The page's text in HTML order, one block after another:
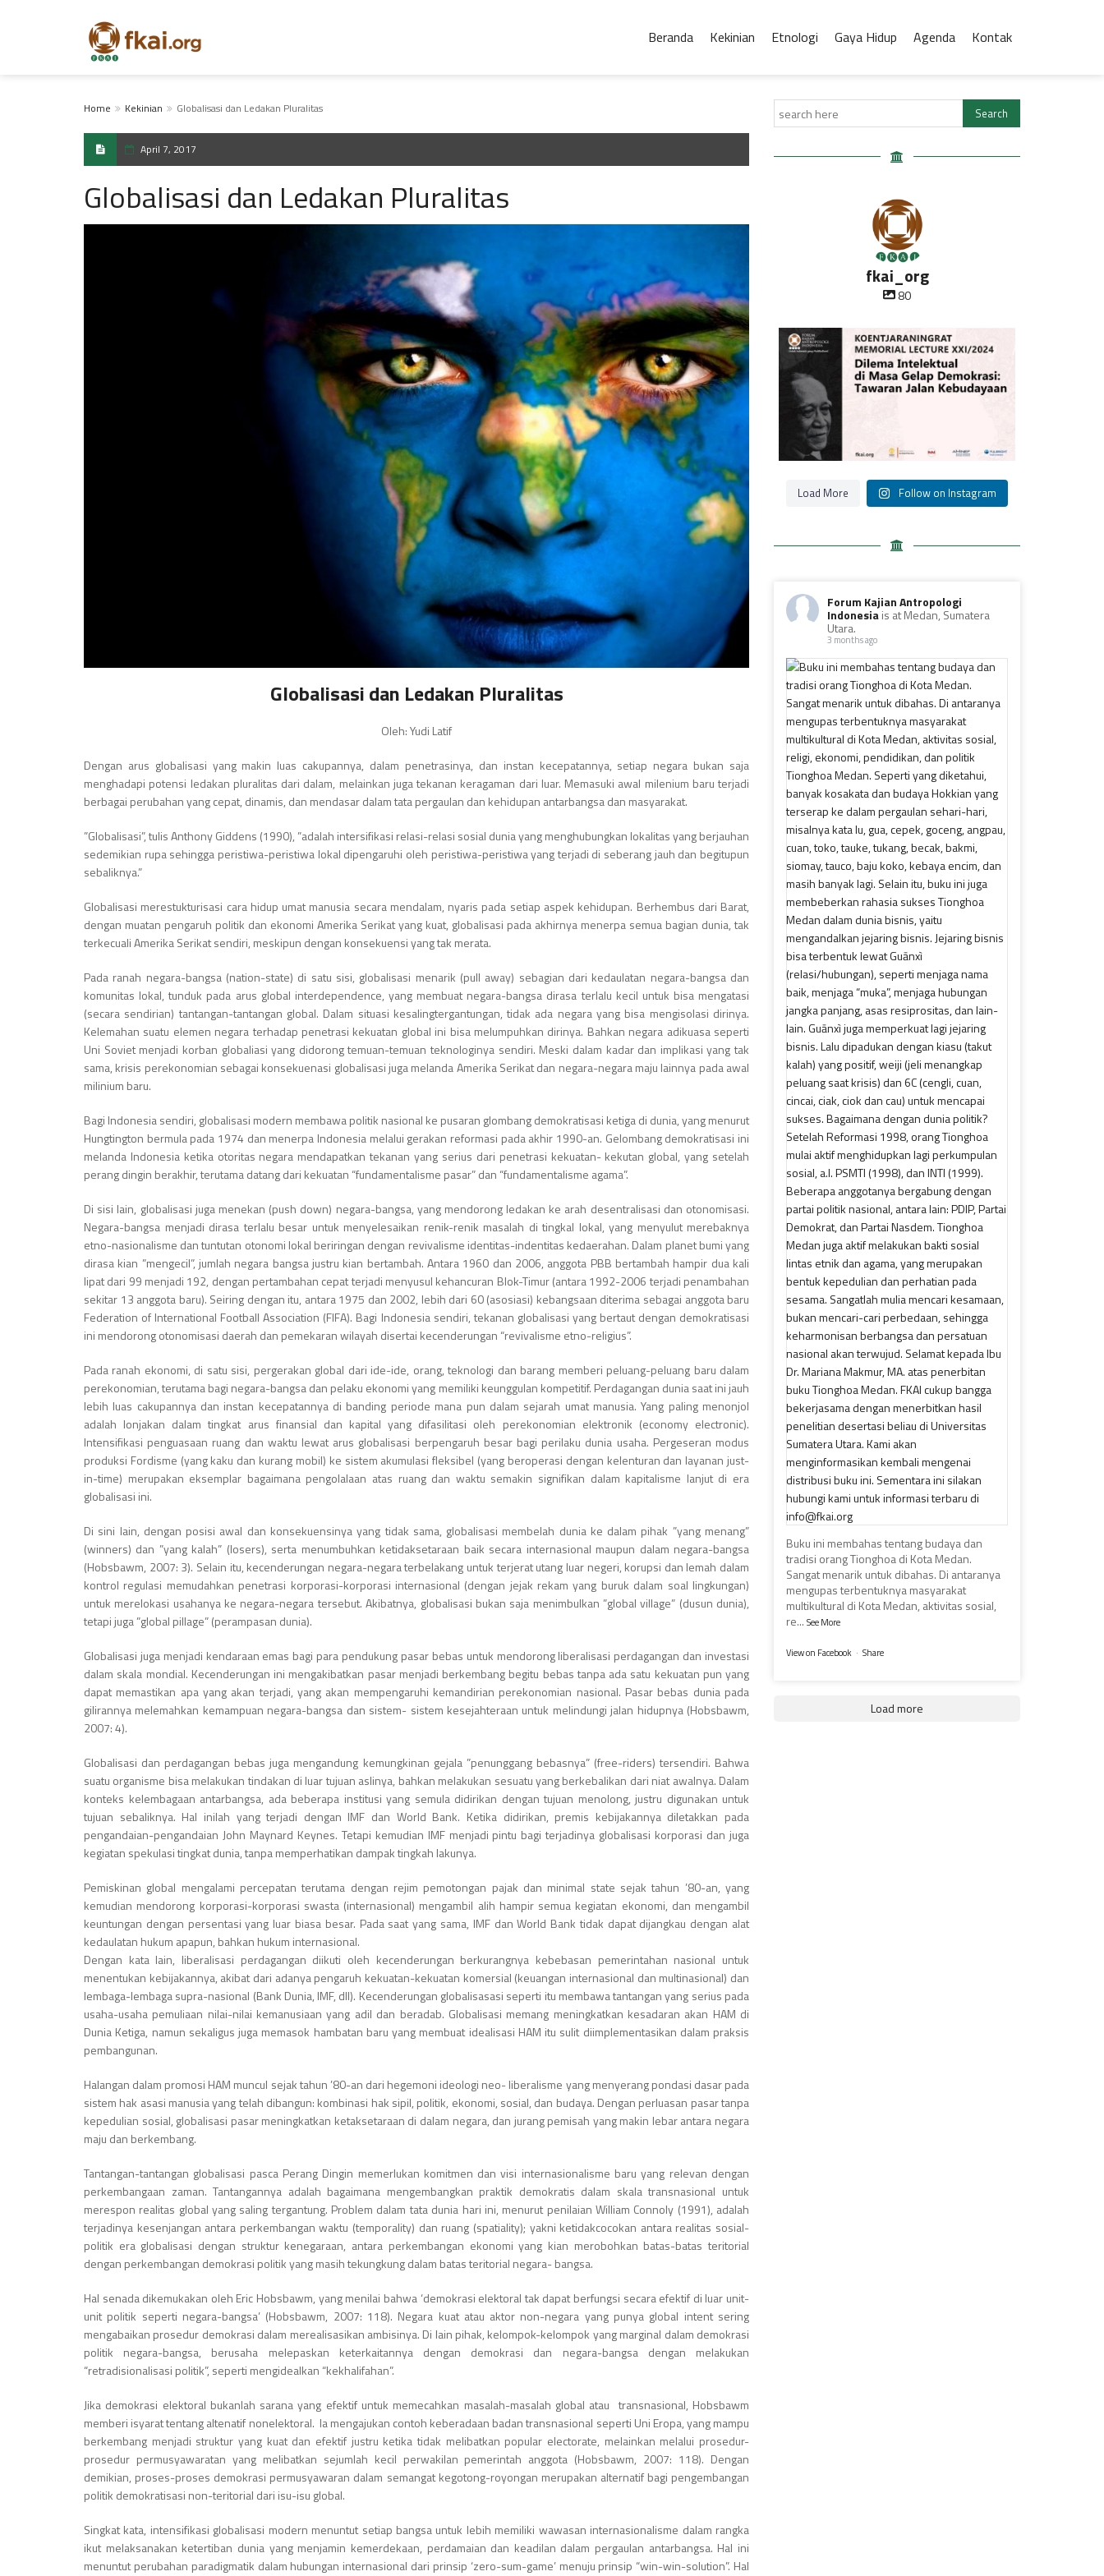
Beranda Kekinian Etnologi Gaya Hidup Agenda Kontak
Home Kekinian Globalisasi dan Ledakan Pluralitas
April 7, 2017
Globalisasi dan Ledakan Pluralitas
Globalisasi dan Ledakan Pluralitas
Oleh: Yudi Latif
Dengan arus globalisasi yang makin luas cakupannya, dalam penetrasinya, dan instan kecepatannya, setiap negara bukan saja
menghadapi potensi ledakan pluralitas dari dalam, melainkan juga tekanan keragaman dari luar. Memasuki awal milenium baru terjadi
berbagai perubahan yang cepat, dinamis, dan mendasar dalam tata pergaulan dan kehidupan antarbangsa dan masyarakat.
”Globalisasi”, tulis Anthony Giddens (1990), ”adalah intersifikasi relasi-relasi sosial dunia yang menghubungkan lokalitas yang berjauhan
sedemikian rupa sehingga peristiwa-peristiwa lokal dipengaruhi oleh peristiwa-peristiwa yang terjadi di seberang jauh dan begitupun
sebaliknya.”
Globalisasi merestukturisasi cara hidup umat manusia secara mendalam, nyaris pada setiap aspek kehidupan. Berhembus dari Barat,
dengan muatan pengaruh politik dan ekonomi Amerika Serikat yang kuat, globalisasi pada akhirnya menerpa semua bagian dunia, tak
terkecuali Amerika Serikat sendiri, meskipun dengan konsekuensi yang tak merata.
Pada ranah negara-bangsa (nation-state) di satu sisi, globalisasi menarik (pull away) sebagian dari kedaulatan negara-bangsa dan
komunitas lokal, tunduk pada arus global interdependence, yang membuat negara-bangsa dirasa terlalu kecil untuk bisa mengatasi
(secara sendirian) tantangan-tantangan global. Dalam situasi kesalingtergantungan, tidak ada negara yang bisa mengisolasi dirinya.
Kelemahan suatu elemen negara terhadap penetrasi kekuatan global ini bisa melumpuhkan dirinya. Bahkan negara adikuasa seperti
Uni Soviet menjadi korban globaliasi yang didorong temuan-temuan teknologinya sendiri. Meski dalam kadar dan implikasi yang tak
sama, krisis perekonomian sebagai konsekuenasi globalisasi juga melanda Amerika Serikat dan negara-negara maju lainnya pada awal
milinium baru.
Bagi Indonesia sendiri, globalisasi modern membawa politik nasional ke pusaran glombang demokratisasi ketiga di dunia, yang menurut
Hungtington bermula pada 1974 dan menerpa Indonesia melalui gerakan reformasi pada akhir 1990-an. Gelombang demokratisasi ini
melanda Indonesia ketika otoritas negara mendapatkan tekanan yang serius dari penetrasi kekuatan- kekutan global, yang setelah
perang dingin berakhir, terutama datang dari kekuatan “fundamentalisme pasar” dan “fundamentalisme agama”.
Di sisi lain, globalisasi juga menekan (push down) negara-bangsa, yang mendorong ledakan ke arah desentralisasi dan otonomisasi.
Negara-bangsa menjadi dirasa terlalu besar untuk menyelesaikan renik-renik masalah di tingkal lokal, yang menyulut merebaknya
etno-nasionalisme dan tuntutan otonomi lokal beriringan dengan revivalisme identitas-indentitas kedaerahan. Dalam planet bumi yang
dirasa kian ”mengecil”, jumlah negara bangsa justru kian bertambah. Antara 1960 dan 2006, anggota PBB bertambah hampir dua kali
lipat dari 99 menjadi 192, dengan pertambahan cepat terjadi menyusul kehancuran Blok-Timur (antara 1992-2006 terjadi penambahan
sekitar 13 anggota baru). Seiring dengan itu, antara 1975 dan 2002, lebih dari 60 (asosiasi) kebangsaan diterima sebagai anggota baru
Federation of International Football Association (FIFA). Bagi Indonesia sendiri, tekanan globalisasi yang bertaut dengan demokratisasi
ini mendorong otonomisasi daerah dan pemekaran wilayah disertai kecenderungan “revivalisme etno-religius”.
Pada ranah ekonomi, di satu sisi, pergerakan global dari ide-ide, orang, teknologi dan barang memberi peluang-peluang baru dalam
perekonomian, terutama bagi negara-bangsa dan pelaku ekonomi yang memiliki keunggulan kompetitif. Perdagangan dunia saat ini jauh
lebih luas cakupannya dan instan kecepatannya di banding periode mana pun dalam sejarah umat manusia. Yang paling menonjol
adalah lonjakan dalam tingkat arus finansial dan kapital yang difasilitasi oleh perekonomian elektronik (economy electronic).
Intensifikasi penguasaan ruang dan waktu lewat arus globalisasi berpengaruh besar bagi perilaku dunia usaha. Pergeseran modus
produksi Fordisme (yang kaku dan kurang mobil) ke sistem akumulasi fleksibel (yang beroperasi dengan kelenturan dan layanan just-
in-time) merupakan eksemplar bagaimana pengolalaan atas ruang dan waktu semakin signifikan dalam kapitalisme lanjut di era
globalisasi ini.
Di sini lain, dengan posisi awal dan konsekuensinya yang tidak sama, globalisasi membelah dunia ke dalam pihak ”yang menang”
(winners) dan ”yang kalah” (losers), serta menumbuhkan ketidaksetaraan baik secara internasional maupun dalam negara-bangsa
(Hobsbawm, 2007: 3). Selain itu, kecenderungan negara-negara terbelakang untuk terjerat utang luar negeri, korupsi dan lemah dalam
kontrol regulasi memudahkan penetrasi korporasi-korporasi internasional (dengan jejak rekam yang buruk dalam soal lingkungan)
untuk merelokasi usahanya ke negara-negara tersebut. Akibatnya, globalisasi bukan saja menimbulkan ”global village” (dusun dunia),
tetapi juga ”global pillage” (perampasan dunia).
Globalisasi juga menjadi kendaraan emas bagi para pendukung pasar bebas untuk mendorong liberalisasi perdagangan dan investasi
dalam skala mondial. Kecenderungan ini mengakibatkan pasar menjadi berkembang begitu bebas tanpa ada satu kekuatan pun yang
dapat memastikan apa yang akan terjadi, yang akan mempengaruhi kemandirian perekonomian nasional. Pasar bebas dunia pada
gilirannya melemahkan kemampuan negara-bangsa dan sistem- sistem kesejahteraan untuk melindungi jalan hidupnya (Hobsbawm,
2007: 4).
Globalisasi dan perdagangan bebas juga mengandung kemungkinan gejala ”penunggang bebasnya” (free-riders) tersendiri. Bahwa
suatu organisme bisa melakukan tindakan di luar tujuan aslinya, bahkan melakukan sesuatu yang berkebalikan dari niat awalnya. Dalam
konteks kelembagaan antarbangsa, ada beberapa institusi yang semula didirikan dengan tujuan menolong, justru digunakan untuk
tujuan sebaliknya. Hal inilah yang terjadi dengan IMF dan World Bank. Ketika didirikan, premis kebijakannya diletakkan pada
pengandaian-pengandaian John Maynard Keynes. Tetapi kemudian IMF menjadi pintu bagi terjadinya globalisasi korporasi dan juga
kegiatan spekulasi tingkat dunia, tanpa memperhatikan dampak tingkah lakunya.
Pemiskinan global mengalami percepatan terutama dengan rejim pemotongan pajak dan minimal state sejak tahun ’80-an, yang
kemudian mendorong korporasi-korporasi swasta (internasional) mengambil alih hampir semua kegiatan ekonomi, dan mengambil
keuntungan dengan persentasi yang luar biasa besar. Pada saat yang sama, IMF dan World Bank tidak dapat dijangkau dengan alat
kedaulatan hukum apapun, bahkan hukum internasional.
Dengan kata lain, liberalisasi perdagangan diikuti oleh kecenderungan berkurangnya kebebasan pemerintahan nasional untuk
menentukan kebijakannya, akibat dari adanya pengaruh kekuatan-kekuatan komersial (keuangan internasional dan multinasional) dan
lembaga-lembaga supra-nasional (Bank Dunia, IMF, dll). Kecenderungan globalisasasi seperti itu membawa tantangan yang serius pada
usaha-usaha pemuliaan nilai-nilai kemanusiaan yang adil dan beradab. Globalisasi memang meningkatkan kesadaran akan HAM di
Dunia Ketiga, namun sekaligus juga memasok hambatan baru yang membuat idealisasi HAM itu sulit diimplementasikan dalam praksis
pembangunan.
Halangan dalam promosi HAM muncul sejak tahun ’80-an dari hegemoni ideologi neo- liberalisme yang menyerang pondasi dasar pada
sistem hak asasi manusia yang telah dibangun: kombinasi hak sipil, politik, ekonomi, sosial, dan budaya. Dengan perluasan pasar tanpa
kepedulian sosial, globalisasi pasar meningkatkan ketaksetaraan di dalam negara, dan jurang pemisah yang makin lebar antara negara
maju dan berkembang.
Tantangan-tantangan globalisasi pasca Perang Dingin memerlukan komitmen dan visi internasionalisme baru yang relevan dengan
perkembangaan zaman. Tantangannya adalah bagaimana mengembangkan praktik demokratis dalam skala transnasional untuk
merespon realitas global yang saling tergantung. Problem dalam tata dunia hari ini, menurut penilaian William Connoly (1991), adalah
terjadinya kesenjangan antara perkembangan waktu (temporality) dan ruang (spatiality); yakni ketidakcocokan antara realitas sosial-
politik era globalisasi dengan struktur kenegaraan, antara perkembangan ekonomi yang kian merobohkan batas-batas teritorial
dengan perkembangan demokrasi politik yang masih tekungkung dalam batas teritorial negara- bangsa.
Hal senada dikemukakan oleh Eric Hobsbawm, yang menilai bahwa ‘demokrasi elektoral tak dapat berfungsi secara efektif di luar unit-
unit politik seperti negara-bangsa’ (Hobsbawm, 2007: 118). Negara kuat atau aktor non-negara yang punya global intent sering
mengabaikan prosedur demokrasi dalam merealisasikan ambisinya. Di lain pihak, kelompok-kelompok yang marginal dalam demokrasi
politik negara-bangsa, berusaha melepaskan keterkaitannya dengan demokrasi dan negara-bangsa dengan melakukan
“retradisionalisasi politik”, seperti mengidealkan “kekhalifahan”.
Jika demokrasi elektoral bukanlah sarana yang efektif untuk memecahkan masalah-masalah global atau transnasional, Hobsbawm
memberi isyarat tentang altenatif nonelektoral. Ia mengajukan contoh keberadaan badan transnasional seperti Uni Eropa, yang mampu
berkembang menjadi struktur yang kuat dan efektif justru ketika tidak melibatkan popular electorate, melainkan melalui prosedur-
prosedur permusyawaratan yang melibatkan sejumlah kecil perwakilan pemerintah anggota (Hobsbawm, 2007: 118). Dengan
demikian, proses-proses demokrasi permusyawaran dalam semangat kegotong-royongan merupakan alternatif bagi pengembangan
politik demokratisasi non-teritorial dari isu-isu global.
Singkat kata, intensifikasi globalisasi modern menuntut setiap bangsa untuk lebih memiliki wawasan internasionalisme dalam rangka
ikut melaksanakan ketertiban dunia yang menjamin kemerdekaan, perdamaian dan keadilan dalam pergaulan antarbangsa. Hal ini
menuntut perubahan paradigmatik dalam hubungan internasional dari prinsip ‘zero-sum-game’ menuju prinsip “win-win-solution”. Hal
fkai_org
80
Oleh Prof Dr. Sulistyowati Irianto
Saat ini...
Load More Follow on Instagram
Forum Kajian Antropologi
Indonesiais at Medan, Sumatera
Utara.
3 months ago
Buku ini membahas tentang budaya dan
tradisi orang Tionghoa di Kota Medan.
Sangat menarik untuk dibahas. Di antaranya
mengupas terbentuknya masyarakat
multikultural di Kota Medan, aktivitas sosial,
re...See More
View on Facebook · Share
Load more